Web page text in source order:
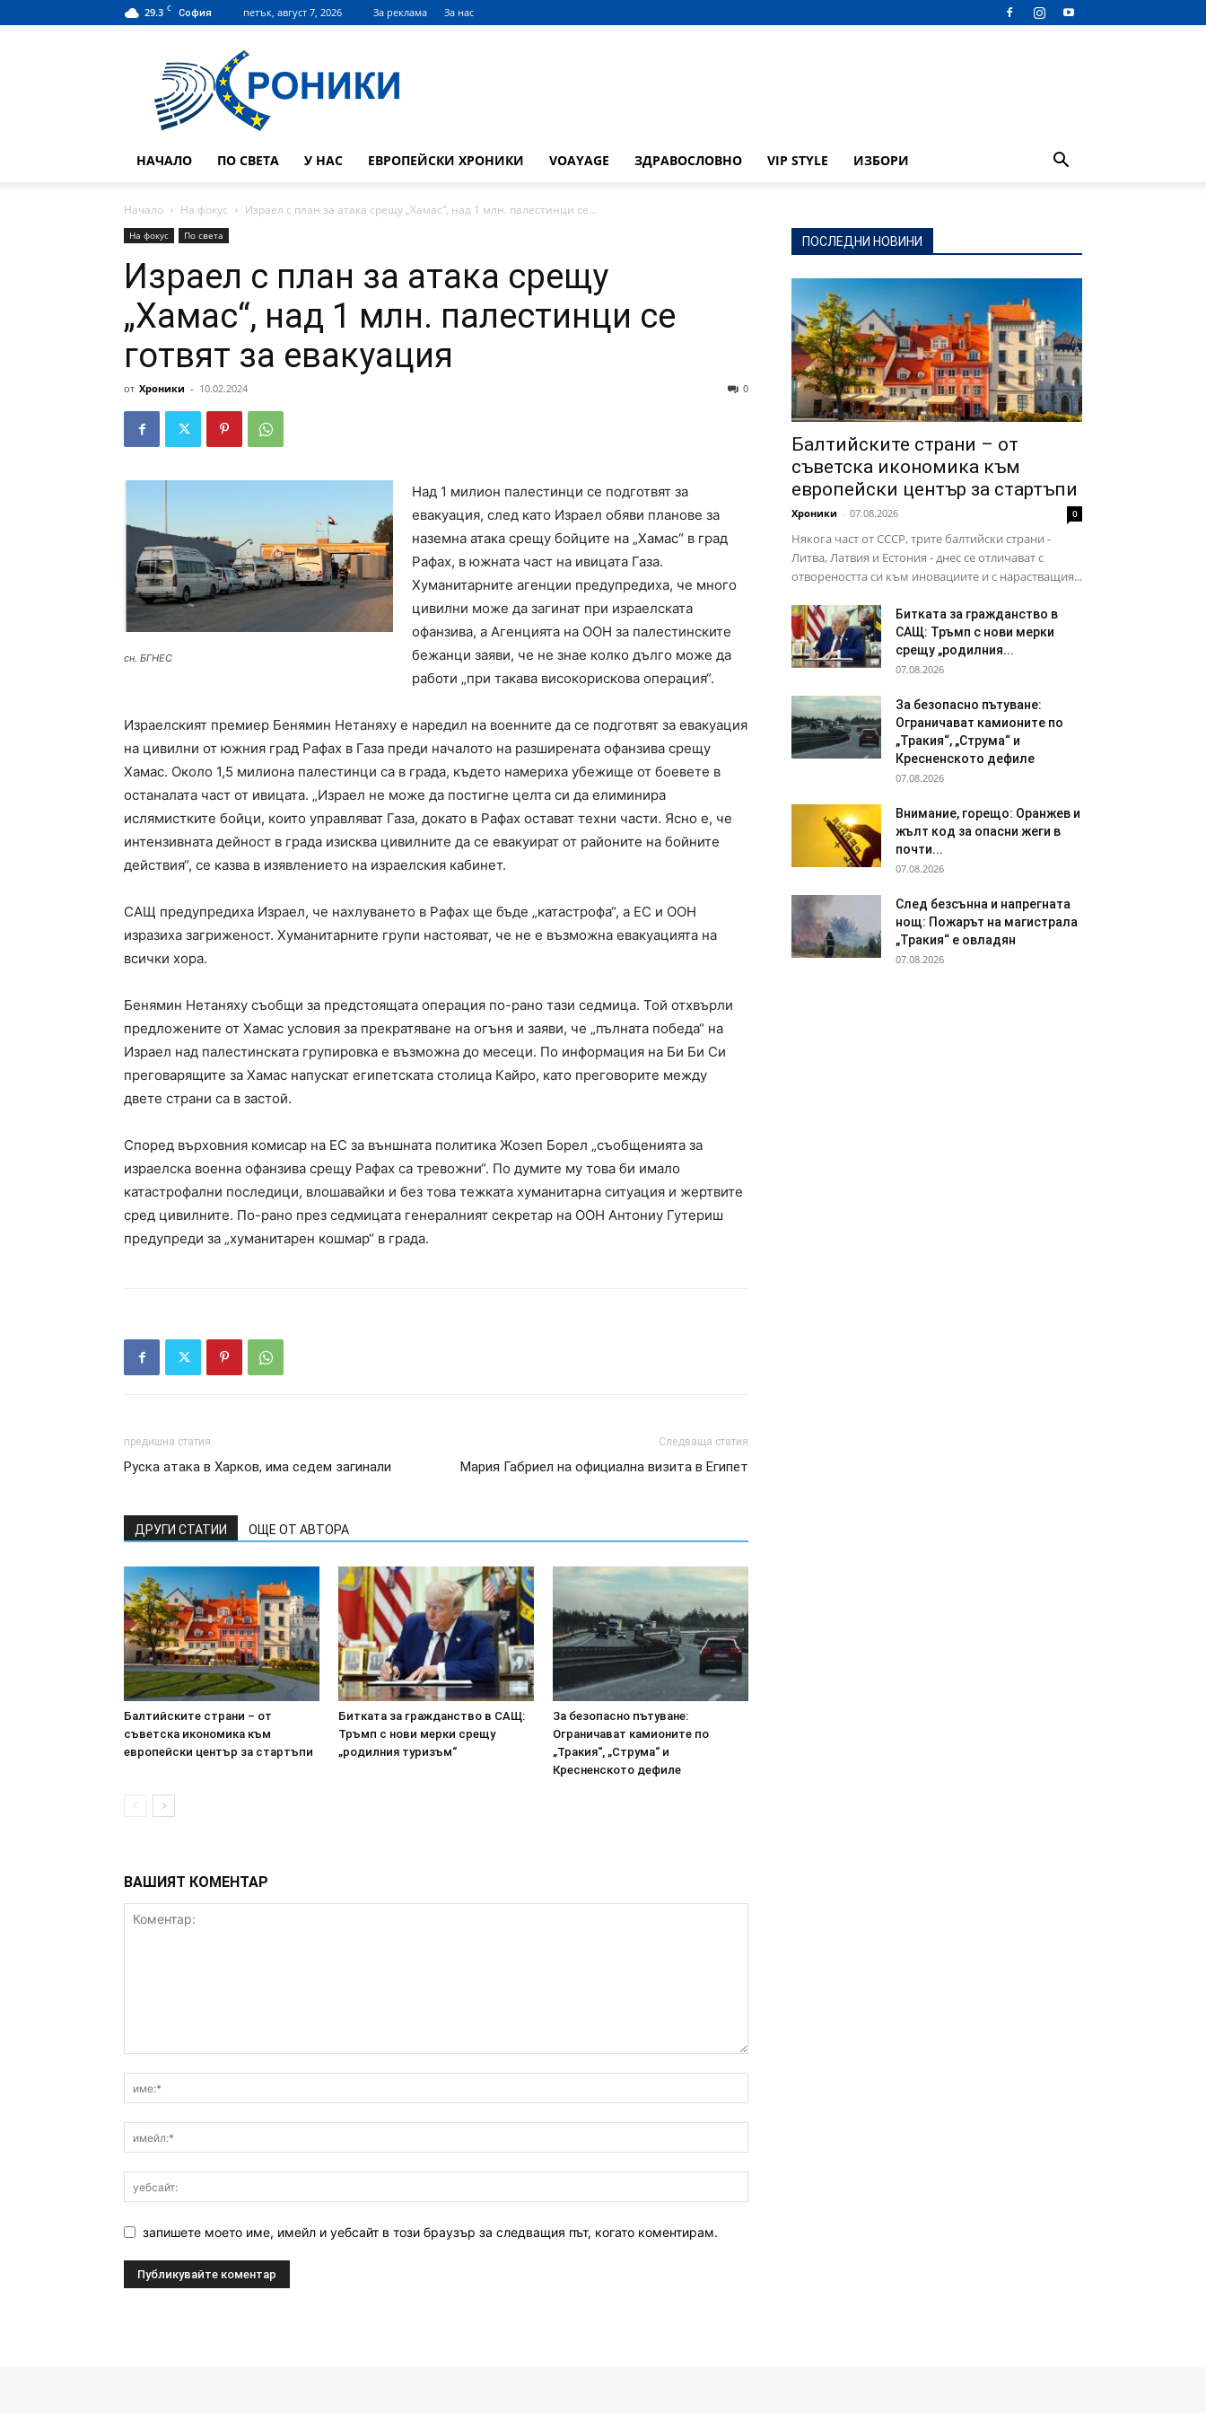
29.3 C София петък, август 7, 2026 За реклама За нас
НАЧАЛО ПО СВЕТА У НАС ЕВРОПЕЙСКИ ХРОНИКИ VOAYAGE ЗДРАВОСЛОВНО VIP STYLE ИЗБОРИ
Начало На фокус Израел с план за атака срещу „Хамас“, над 1 млн. палестинци се...
На фокус По света
Израел с план за атака срещу
„Хамас“, над 1 млн. палестинци се
готвят за евакуация
от Хроники - 10.02.2024 0
сн. БГНЕС
Над 1 милион палестинци се подготвят за
евакуация, след като Израел обяви планове за
наземна атака срещу бойците на „Хамас“ в град
Рафах, в южната част на ивицата Газа.
Хуманитарните агенции предупредиха, че много
цивилни може да загинат при израелската
офанзива, а Агенцията на ООН за палестинските
бежанци заяви, че не знае колко дълго може да
работи „при такава високорискова операция“.
Израелският премиер Бенямин Нетаняху е наредил на военните да се подготвят за евакуация
на цивилни от южния град Рафах в Газа преди началото на разширената офанзива срещу
Хамас. Около 1,5 милиона палестинци са в града, където намериха убежище от боевете в
останалата част от ивицата. „Израел не може да постигне целта си да елиминира
ислямистките бойци, които управляват Газа, докато в Рафах остават техни части. Ясно е, че
интензивната дейност в града изисква цивилните да се евакуират от районите на бойните
действия“, се казва в изявлението на израелския кабинет.
САЩ предупредиха Израел, че нахлуването в Рафах ще бъде „катастрофа“, а ЕС и ООН
изразиха загриженост. Хуманитарните групи настояват, че не е възможна евакуацията на
всички хора.
Бенямин Нетаняху съобщи за предстоящата операция по-рано тази седмица. Той отхвърли
предложените от Хамас условия за прекратяване на огъня и заяви, че „пълната победа“ на
Израел над палестинската групировка е възможна до месеци. По информация на Би Би Си
преговарящите за Хамас напускат египетската столица Кайро, като преговорите между
двете страни са в застой.
Според върховния комисар на ЕС за външната политика Жозеп Борел „съобщенията за
израелска военна офанзива срещу Рафах са тревожни“. По думите му това би имало
катастрофални последици, влошавайки и без това тежката хуманитарна ситуация и жертвите
сред цивилните. По-рано през седмицата генералният секретар на ООН Антониу Гутериш
предупреди за „хуманитарен кошмар“ в града.
предишна статия
Руска атака в Харков, има седем загинали
Следваща статия
Мария Габриел на официална визита в Египет
ДРУГИ СТАТИИ ОЩЕ ОТ АВТОРА
Балтийските страни – от
съветска икономика към
европейски център за стартъпи
Битката за гражданство в САЩ:
Тръмп с нови мерки срещу
„родилния туризъм“
За безопасно пътуване:
Ограничават камионите по
„Тракия“, „Струма“ и
Кресненското дефиле
ВАШИЯТ КОМЕНТАР
запишете моето име, имейл и уебсайт в този браузър за следващия път, когато коментирам.
ПОСЛЕДНИ НОВИНИ
Балтийските страни – от
съветска икономика към
европейски център за стартъпи
Хроники - 07.08.2026 0
Някога част от СССР, трите балтийски страни -
Литва, Латвия и Естония - днес се отличават с
отвореността си към иновациите и с нарастващия...
Битката за гражданство в
САЩ: Тръмп с нови мерки
срещу „родилния...
07.08.2026
За безопасно пътуване:
Ограничават камионите по
„Тракия“, „Струма“ и
Кресненското дефиле
07.08.2026
Внимание, горещо: Оранжев и
жълт код за опасни жеги в
почти...
07.08.2026
След безсънна и напрегната
нощ: Пожарът на магистрала
„Тракия“ е овладян
07.08.2026